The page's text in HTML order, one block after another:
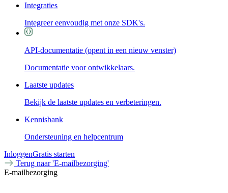
Integraties
Integreer eenvoudig met onze SDK's.
API-documentatie (opent in een nieuw venster)
Documentatie voor ontwikkelaars.
Laatste updates
Bekijk de laatste updates en verbeteringen.
Kennisbank
Ondersteuning en helpcentrum
InloggenGratis starten
Terug naar 'E-mailbezorging'
E-mailbezorging